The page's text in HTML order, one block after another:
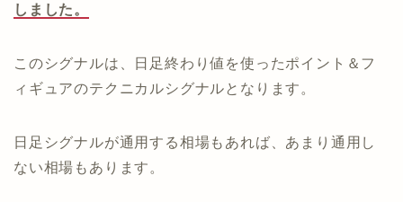
しました。
このシグナルは、日足終わり値を使ったポイント＆フ
ィギュアのテクニカルシグナルとなります。
日足シグナルが通用する相場もあれば、あまり通用し
ない相場もあります。